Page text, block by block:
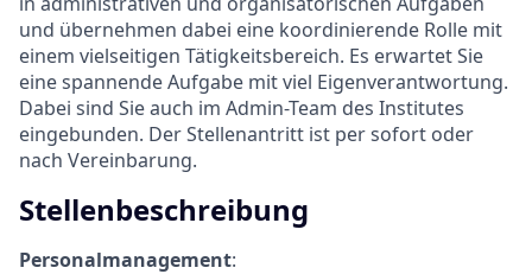
und übernehmen dabei eine koordinierende Rolle mit
einem vielseitigen Tätigkeitsbereich. Es erwartet Sie
eine spannende Aufgabe mit viel Eigenverantwortung.
Dabei sind Sie auch im Admin-Team des Institutes
eingebunden. Der Stellenantritt ist per sofort oder
nach Vereinbarung.
Stellenbeschreibung
Personalmanagement: